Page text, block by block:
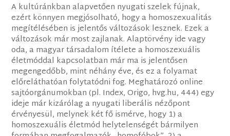
A kultúránkban alapvetően nyugati szelek fújnak,
ezért könnyen megjósolható, hogy a homoszexualitás
megítélésében is jelentős változások lesznek. Ezek a
változások már most zajlanak. Alaptörvény ide vagy
oda, a magyar társadalom ítélete a homoszexuális
életmóddal kapcsolatban már ma is jelentősen
megengedőbb, mint néhány éve, és ez a folyamat
előreláthatóan folytatódni fog. Meghatározó online
sajtóorgánumokban (pl. Index, Origo, hvg.hu, 444) egy
ideje már kizárólag a nyugati liberális nézőpont
érvényesül, melynek két fő ismérve, hogy 1) a
homoszexuális életmód helytelenségét bármilyen